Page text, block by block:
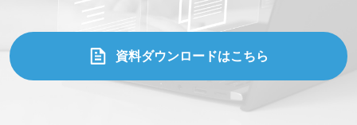
資料ダウンロードはこちら